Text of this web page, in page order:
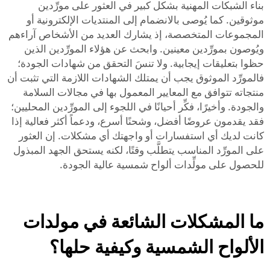
بناء الشبكات المهنية بشكل كبير في العثور على مورِّدين
موثوقين. كما يُوصى بالانضمام إلى المنتديات الإلكترونية أو
المجموعات المتخصصة، إذ يشارك العديد من الأشخاص آراءهم
ويُوصون بمورِّدين معينين. وابحث عن هؤلاء المورِّدين الذين
حظوا بتعليقات إيجابية. ولا تنسَ التحقق من شهادات الجودة؛
فالمورِّد الموثوق يجب أن يمتلك الشهادات اللازمة التي تثبت أن
منتجاته تتوافق مع المعايير المعمول بها في مجالات السلامة
والجودة. وأخيرًا، فكِّر أحيانًا في اللجوء إلى المورِّدين المحليين؛
فقد يقدمون عروضًا أفضل، وشحنًا أسرع، ودعماً أكثر فعالية إذا
كانت لديك أي استفسارات أو واجهتك أي مشكلات. إن العثور
على المورِّد المناسب يتطلَّب وقتًا، لكنه يستحق الجهد المبذول
للحصول على مولِّدات ألواح شمسية عالية الجودة.
ما المشكلات الشائعة في مولدات
الألواح الشمسية وكيفية حلها؟